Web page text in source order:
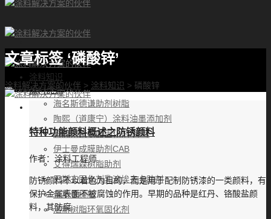
首页
涂料知识
涂料优选
海名斯德谦助剂树脂
陶熙（道康宁）涂料油墨添加剂
科思创聚氨酯固化剂-拜耳
伊士曼成膜助剂CAB
艾得瑞森树脂助剂
巴斯夫固化剂乳液埃夫卡助剂
帝斯曼树脂
湛新树脂环氧固化剂
文章标签 ‘磷酸锌’
涂料解决方案的伙伴 > 涂料知识 > 磷酸锌
特种功能颜料概述之防锈颜料
作者： 涂料工程师
防锈颜料不以着色为目的，而是用于配制防锈漆的一类颜料，有
保护金属表面不被腐蚀的作用。早期的品种是红丹、铬酸盐颜
料，其防腐